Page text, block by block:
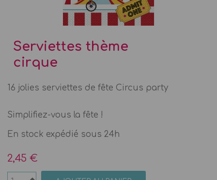
Serviettes thème
cirque
16 jolies serviettes de fête Circus party
Simplifiez-vous la fête !
En stock expédié sous 24h
2,45 €